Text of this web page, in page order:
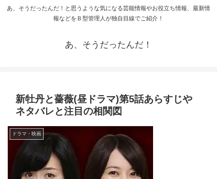
あ、そうだったんだ！と思うような気になる芸能情報やお役立ち情報、最新情
報などをＢ型管理人が独自目線でご紹介！
あ、そうだったんだ！
新牡丹と薔薇(昼ドラマ)第5話あらすじや
ネタバレと注目の相関図
ドラマ・映画